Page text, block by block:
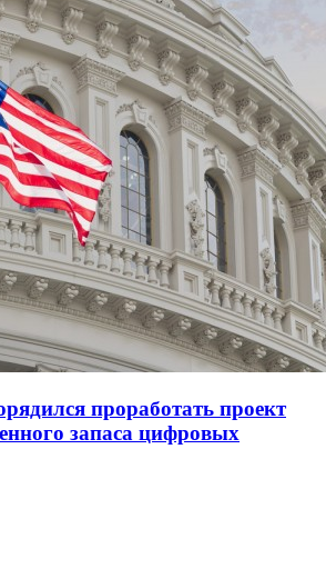
проработать проект
запаса цифровых